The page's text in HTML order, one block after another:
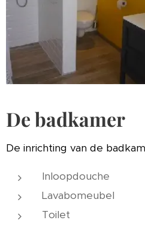
De badkamer
De inrichting van de
Inloopdouche
Lavabomeubel
Toilet